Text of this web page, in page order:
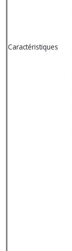
Caractéristiques